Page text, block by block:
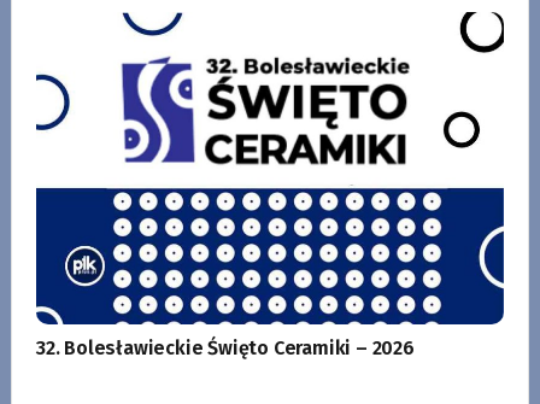
32. Bolesławieckie Święto Ceramiki – 2026